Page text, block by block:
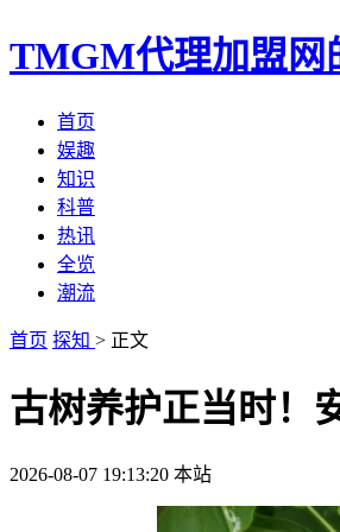
TMGM代理加盟网
首页
娱趣
知识
科普
热讯
全览
潮流
首页 探知 > 正文
古树养护正当时！
2026-08-07 19:13:20 本站